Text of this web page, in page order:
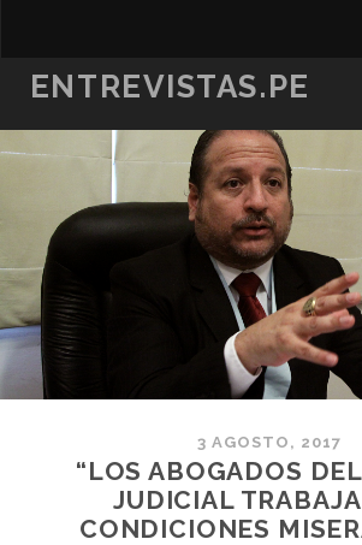
ENTREVISTAS.PE
3 AGOSTO, 2017
“LOS ABOGADOS
JUDICIAL
CONDICIONES